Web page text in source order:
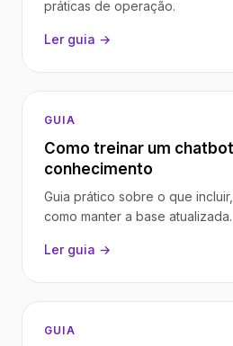
práticas de operação.
Ler guia →
GUIA
Como treinar um
conhecimento
Guia prático sobre o que
como manter a base atualizada.
Ler guia →
GUIA